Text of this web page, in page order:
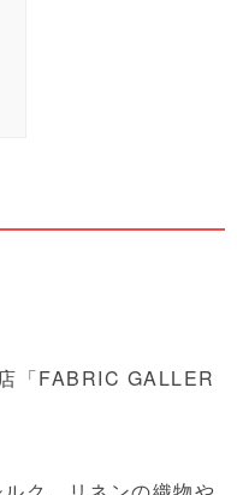
「FABRIC GALLER